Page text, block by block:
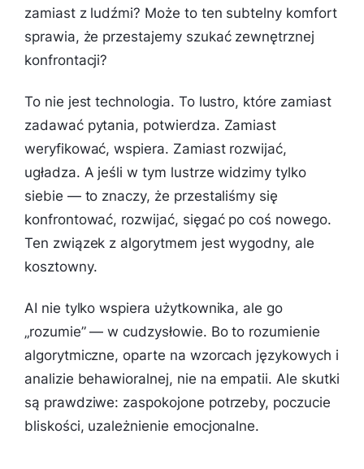
zamiast z ludźmi? Może to ten subtelny komfort
sprawia, że przestajemy szukać zewnętrznej
konfrontacji?
To nie jest technologia. To lustro, które zamiast
zadawać pytania, potwierdza. Zamiast
weryfikować, wspiera. Zamiast rozwijać,
ugładza. A jeśli w tym lustrze widzimy tylko
siebie — to znaczy, że przestaliśmy się
konfrontować, rozwijać, sięgać po coś nowego.
Ten związek z algorytmem jest wygodny, ale
kosztowny.
AI nie tylko wspiera użytkownika, ale go
„rozumie” — w cudzysłowie. Bo to rozumienie
algorytmiczne, oparte na wzorcach językowych i
analizie behawioralnej, nie na empatii. Ale skutki
są prawdziwe: zaspokojone potrzeby, poczucie
bliskości, uzależnienie emocjonalne.